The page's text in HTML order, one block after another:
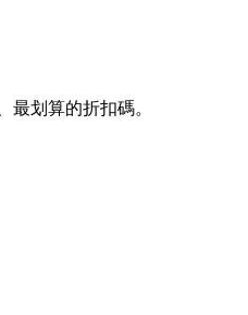
最划算的折扣碼。